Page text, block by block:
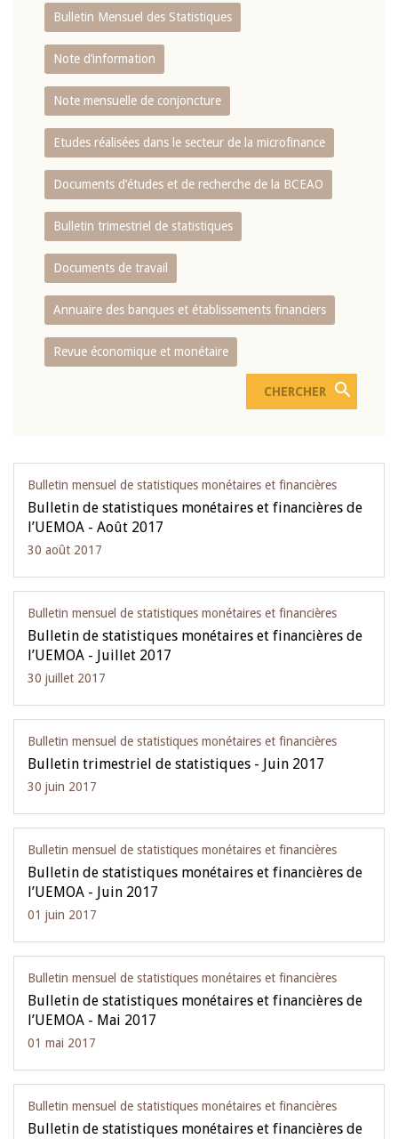
Bulletin Mensuel des Statistiques
Note d’information
Note mensuelle de conjoncture
Etudes réalisées dans le secteur de la microfinance
Documents d’études et de recherche de la BCEAO
Bulletin trimestriel de statistiques
Documents de travail
Annuaire des banques et établissements financiers
Revue économique et monétaire
Bulletin mensuel de statistiques monétaires et financières
Bulletin de statistiques monétaires et financières de
l’UEMOA - Août 2017
30 août 2017
Bulletin mensuel de statistiques monétaires et financières
Bulletin de statistiques monétaires et financières de
l’UEMOA - Juillet 2017
30 juillet 2017
Bulletin mensuel de statistiques monétaires et financières
Bulletin trimestriel de statistiques - Juin 2017
30 juin 2017
Bulletin mensuel de statistiques monétaires et financières
Bulletin de statistiques monétaires et financières de
l’UEMOA - Juin 2017
01 juin 2017
Bulletin mensuel de statistiques monétaires et financières
Bulletin de statistiques monétaires et financières de
l’UEMOA - Mai 2017
01 mai 2017
Bulletin mensuel de statistiques monétaires et financières
Bulletin de statistiques monétaires et financières de